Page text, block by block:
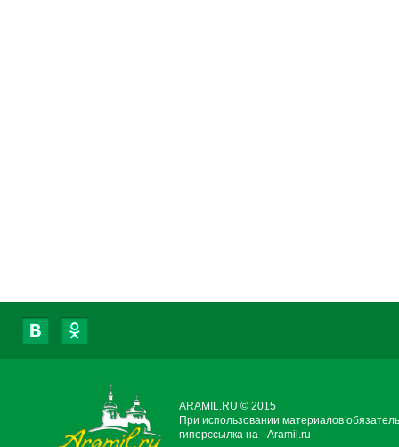
ARAMIL.RU © 2015
При использовании материалов
гиперссылка на - Aramil.ru